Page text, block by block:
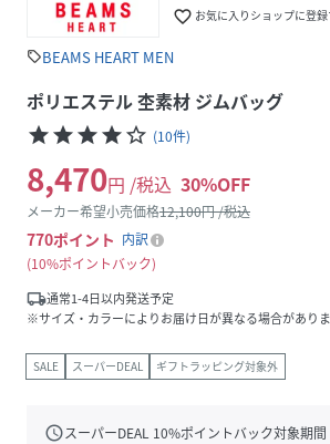
favorite_border お気に入りショップに登録
sellBEAMS HEART MEN
ポリエステル 杢素材 ジムバッグ
starstarstarstarstar_border (10件)
8,470円 /税込 30%OFF
メーカー希望小売価格12,100円 /税込
770ポイント 内訳
10%ポイントバック
local_shipping通常1-4日以内発送予定
※サイズ・カラーによりお届け日が異なる場合がありま
SALE スーパーDEAL ギフトラッピング対象外
scheduleスーパーDEAL 10%ポイントバック対象期間